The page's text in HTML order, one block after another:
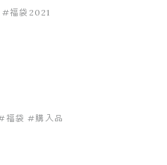
#福袋2021
福袋 #購入品